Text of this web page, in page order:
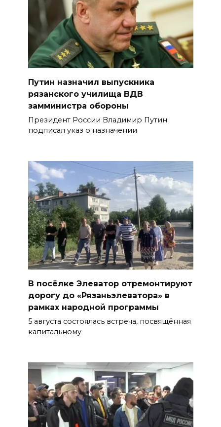
Путин назначил выпускника
рязанского училища ВДВ
замминистра обороны
Президент России Владимир Путин
подписал указ о назначении
В посёлке Элеватор отремонтируют
дорогу до «Рязаньэлеватора» в
рамках народной программы
5 августа состоялась встреча, посвящённая
капитальному